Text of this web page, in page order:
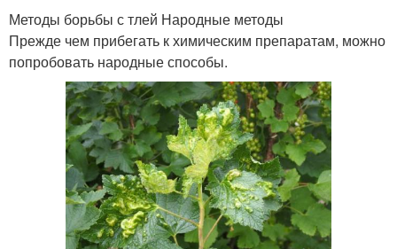
Методы борьбы с тлей Народные методы
Прежде чем прибегать к химическим препаратам, можно
попробовать народные способы.